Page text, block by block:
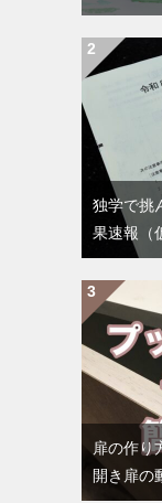
独学で挑
果速報（
扉の作り
開き扉の